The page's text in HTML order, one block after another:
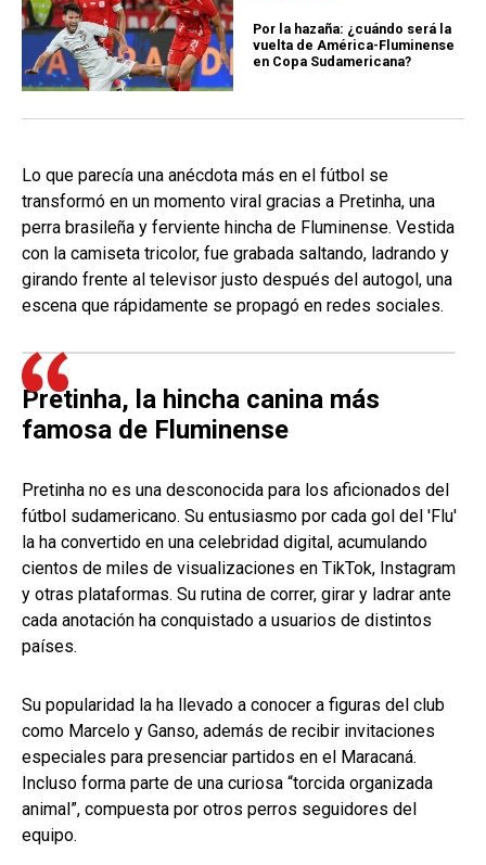
Por la hazaña: ¿cuándo será la
vuelta de América-Fluminense
en Copa Sudamericana?
Lo que parecía una anécdota más en el fútbol se
transformó en un momento viral gracias a Pretinha, una
perra brasileña y ferviente hincha de Fluminense. Vestida
con la camiseta tricolor, fue grabada saltando, ladrando y
girando frente al televisor justo después del autogol, una
escena que rápidamente se propagó en redes sociales.
Pretinha, la hincha canina más
famosa de Fluminense
Pretinha no es una desconocida para los aficionados del
fútbol sudamericano. Su entusiasmo por cada gol del 'Flu'
la ha convertido en una celebridad digital, acumulando
cientos de miles de visualizaciones en TikTok, Instagram
y otras plataformas. Su rutina de correr, girar y ladrar ante
cada anotación ha conquistado a usuarios de distintos
países.
Su popularidad la ha llevado a conocer a figuras del club
como Marcelo y Ganso, además de recibir invitaciones
especiales para presenciar partidos en el Maracaná.
Incluso forma parte de una curiosa “torcida organizada
animal”, compuesta por otros perros seguidores del
equipo.